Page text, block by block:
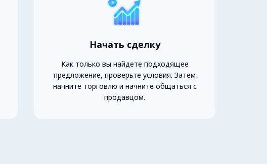
Начать сделку
Как только вы найдете подходящее
предложение, проверьте условия. Затем
начните торговлю и начните общаться с
продавцом.